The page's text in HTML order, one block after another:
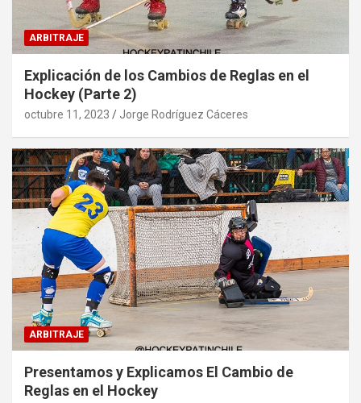
ARBITRAJE
Explicación de los Cambios de Reglas en el
Hockey (Parte 2)
octubre 11, 2023 Jorge Rodríguez Cáceres
ARBITRAJE
Presentamos y Explicamos El Cambio de
Reglas en el Hockey